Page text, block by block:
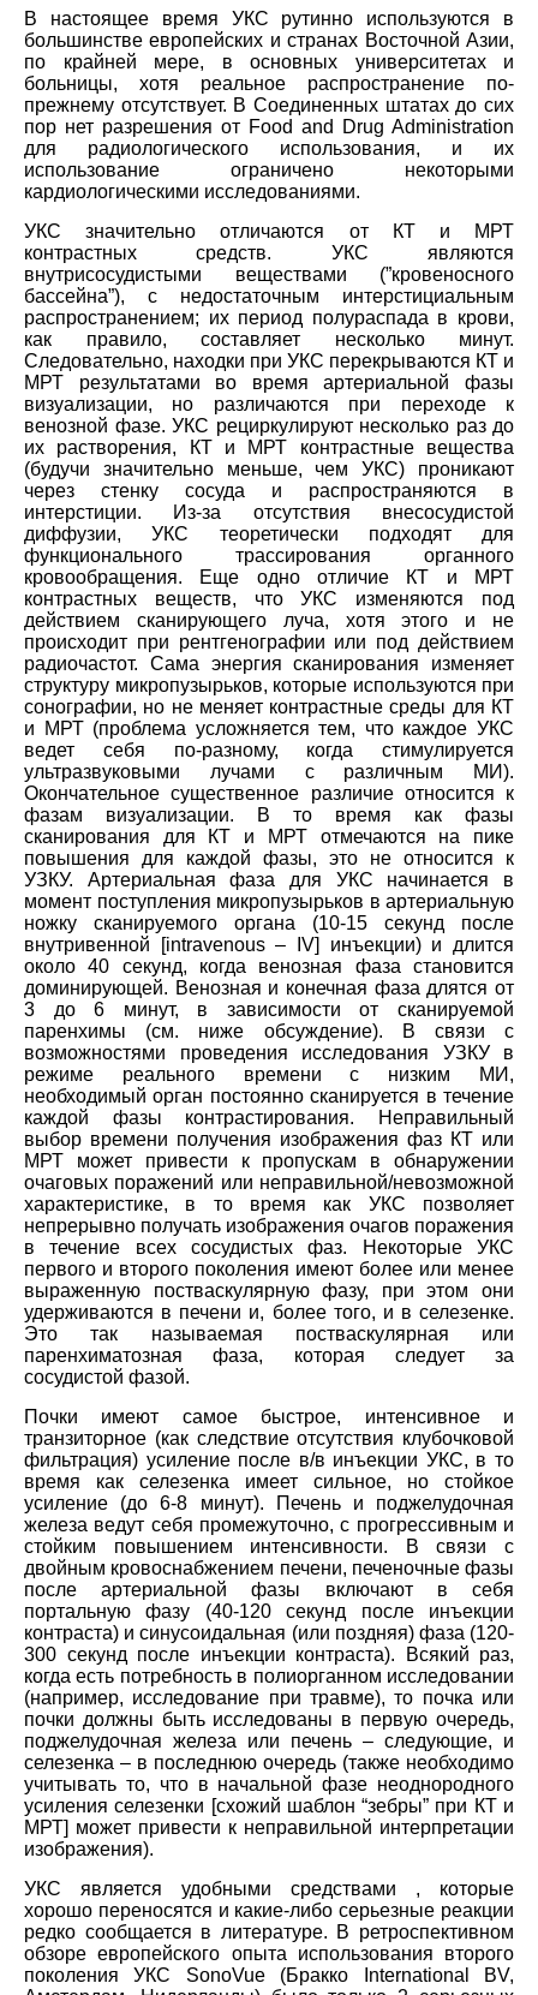
В настоящее время УКС рутинно используются в
большинстве европейских и странах Восточной Азии,
по крайней мере, в основных университетах и
больницы, хотя реальное распространение по-
прежнему отсутствует. В Соединенных штатах до сих
пор нет разрешения от Food and Drug Administration
для радиологического использования, и их
использование ограничено некоторыми
кардиологическими исследованиями.
УКС значительно отличаются от КТ и МРТ
контрастных средств. УКС являются
внутрисосудистыми веществами (”кровеносного
бассейна”), с недостаточным интерстициальным
распространением; их период полураспада в крови,
как правило, составляет несколько минут.
Следовательно, находки при УКС перекрываются КТ и
МРТ результатами во время артериальной фазы
визуализации, но различаются при переходе к
венозной фазе. УКС рециркулируют несколько раз до
их растворения, КТ и МРТ контрастные вещества
(будучи значительно меньше, чем УКС) проникают
через стенку сосуда и распространяются в
интерстиции. Из-за отсутствия внесосудистой
диффузии, УКС теоретически подходят для
функционального трассирования органного
кровообращения. Еще одно отличие КТ и МРТ
контрастных веществ, что УКС изменяются под
действием сканирующего луча, хотя этого и не
происходит при рентгенографии или под действием
радиочастот. Сама энергия сканирования изменяет
структуру микропузырьков, которые используются при
сонографии, но не меняет контрастные среды для КТ
и МРТ (проблема усложняется тем, что каждое УКС
ведет себя по-разному, когда стимулируется
ультразвуковыми лучами с различным МИ).
Окончательное существенное различие относится к
фазам визуализации. В то время как фазы
сканирования для КТ и МРТ отмечаются на пике
повышения для каждой фазы, это не относится к
УЗКУ. Артериальная фаза для УКС начинается в
момент поступления микропузырьков в артериальную
ножку сканируемого органа (10-15 секунд после
внутривенной [intravenous – IV] инъекции) и длится
около 40 секунд, когда венозная фаза становится
доминирующей. Венозная и конечная фаза длятся от
3 до 6 минут, в зависимости от сканируемой
паренхимы (см. ниже обсуждение). В связи с
возможностями проведения исследования УЗКУ в
режиме реального времени с низким MИ,
необходимый орган постоянно сканируется в течение
каждой фазы контрастирования. Неправильный
выбор времени получения изображения фаз КТ или
МРТ может привести к пропускам в обнаружении
очаговых поражений или неправильной/невозможной
характеристике, в то время как УКС позволяет
непрерывно получать изображения очагов поражения
в течение всех сосудистых фаз. Некоторые УКС
первого и второго поколения имеют более или менее
выраженную постваскулярную фазу, при этом они
удерживаются в печени и, более того, и в селезенке.
Это так называемая постваскулярная или
паренхиматозная фаза, которая следует за
сосудистой фазой.
Почки имеют самое быстрое, интенсивное и
транзиторное (как следствие отсутствия клубочковой
фильтрация) усиление после в/в инъекции УКС, в то
время как селезенка имеет сильное, но стойкое
усиление (до 6-8 минут). Печень и поджелудочная
железа ведут себя промежуточно, с прогрессивным и
стойким повышением интенсивности. В связи с
двойным кровоснабжением печени, печеночные фазы
после артериальной фазы включают в себя
портальную фазу (40-120 секунд после инъекции
контраста) и синусоидальная (или поздняя) фаза (120-
300 секунд после инъекции контраста). Всякий раз,
когда есть потребность в полиорганном исследовании
(например, исследование при травме), то почка или
почки должны быть исследованы в первую очередь,
поджелудочная железа или печень – следующие, и
селезенка – в последнюю очередь (также необходимо
учитывать то, что в начальной фазе неоднородного
усиления селезенки [схожий шаблон “зебры” при КТ и
МРТ] может привести к неправильной интерпретации
изображения).
УКС является удобными средствами , которые
хорошо переносятся и какие-либо серьезные реакции
редко сообщается в литературе. В ретроспективном
обзоре европейского опыта использования второго
поколения УКС SonoVue (Бракко International BV,